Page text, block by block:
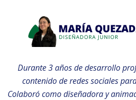
Durante 3 años de desarrollo
contenido de redes sociales
Colaboró como diseñadora y